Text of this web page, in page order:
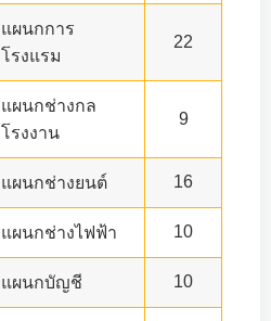
แผนกการ
โรงแรม
22
แผนกช่างกล
โรงงาน
9
แผนกช่างยนต์ 16
แผนกช่างไฟฟ้า 10
แผนกบัญชี 10